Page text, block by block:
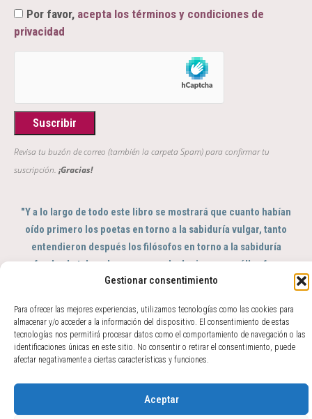
Gestionar consentimiento
Para ofrecer las mejores experiencias, utilizamos tecnologías como las cookies para
almacenar y/o acceder a la información del dispositivo. El consentimiento de estas
tecnologías nos permitirá procesar datos como el comportamiento de navegación o las
identificaciones únicas en este sitio. No consentir o retirar el consentimiento, puede
afectar negativamente a ciertas características y funciones.
Aceptar
Por favor, acepta los términos y condiciones de
privacidad
Revisa tu buzón de correo (también la carpeta Spam) para confirmar tu
suscripción. ¡Gracias!
"Y a lo largo de todo este libro se mostrará que cuanto habían
oído primero los poetas en torno a la sabiduría vulgar, tanto
entendieron después los filósofos en torno a la sabiduría
profunda; de tal modo que se puede decir que aquéllos fueron
el sentido y éstos el intelecto del género humano"
© 2017 - 2026 Amparo Zacarés -
info@amparozacares.com
Cookies Privacidad